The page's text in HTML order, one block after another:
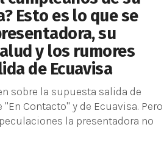
Esto es lo que se
su
y los rumores
de Ecuavisa
sobre la supuesta salida de
"En Contacto" y de Ecuavisa. Pero
la presentadora no